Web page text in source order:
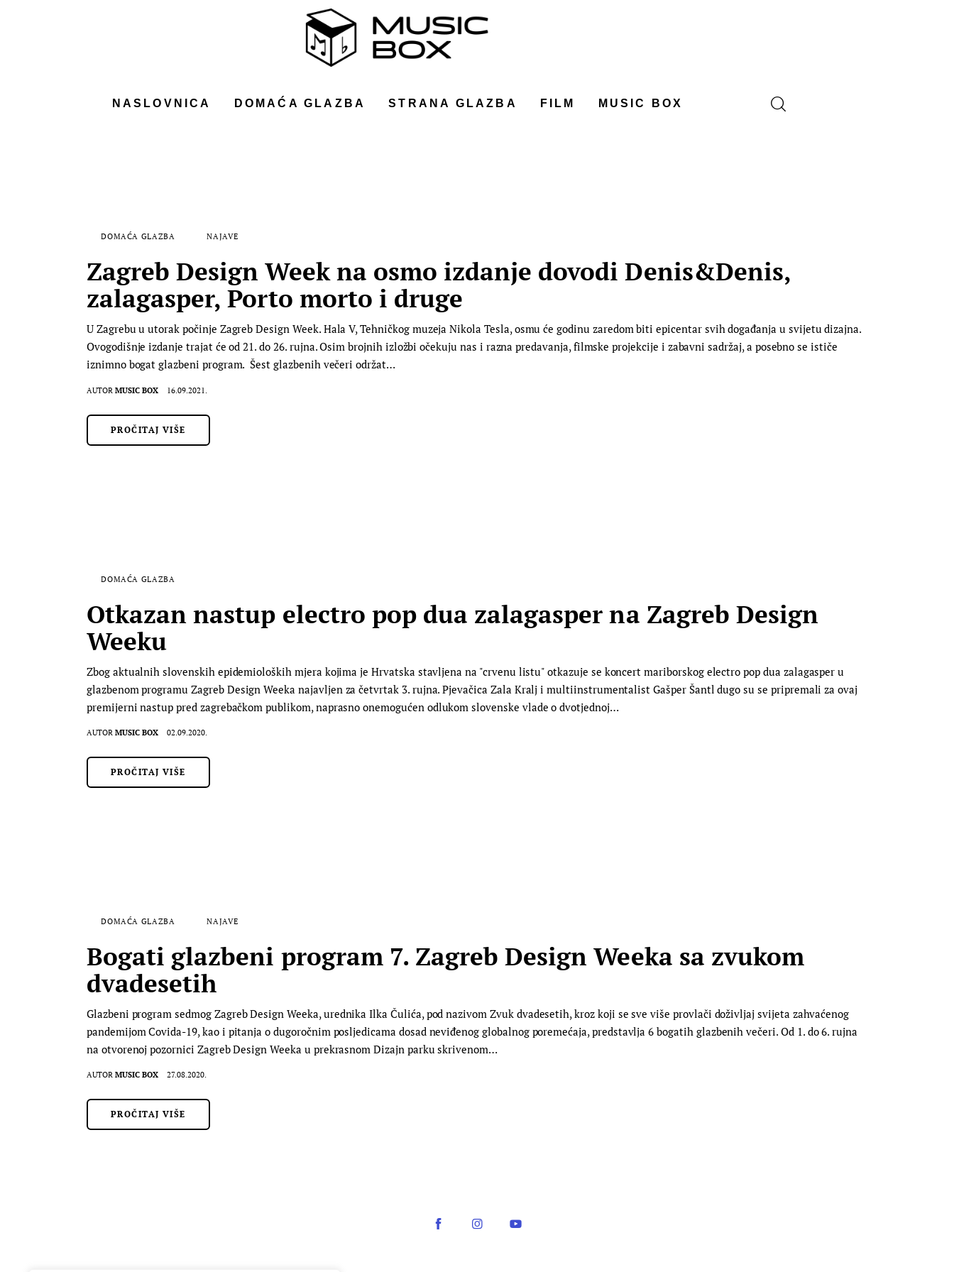
NASLOVNICA DOMAĆA GLAZBA STRANA GLAZBA FILM MUSIC BOX
DOMAĆA GLAZBA NAJAVE
Zagreb Design Week na osmo izdanje dovodi Denis&Denis,
zalagasper, Porto morto i druge
U Zagrebu u utorak počinje Zagreb Design Week. Hala V, Tehničkog muzeja Nikola Tesla, osmu će godinu zaredom biti epicentar svih događanja u svijetu dizajna.
Ovogodišnje izdanje trajat će od 21. do 26. rujna. Osim brojnih izložbi očekuju nas i razna predavanja, filmske projekcije i zabavni sadržaj, a posebno se ističe
iznimno bogat glazbeni program. Šest glazbenih večeri održat…
AUTOR MUSIC BOX 16.09.2021.
PROČITAJ VIŠE
DOMAĆA GLAZBA
Otkazan nastup electro pop dua zalagasper na Zagreb Design
Weeku
Zbog aktualnih slovenskih epidemioloških mjera kojima je Hrvatska stavljena na "crvenu listu" otkazuje se koncert mariborskog electro pop dua zalagasper u
glazbenom programu Zagreb Design Weeka najavljen za četvrtak 3. rujna. Pjevačica Zala Kralj i multiinstrumentalist Gašper Šantl dugo su se pripremali za ovaj
premijerni nastup pred zagrebačkom publikom, naprasno onemogućen odlukom slovenske vlade o dvotjednoj…
AUTOR MUSIC BOX 02.09.2020.
PROČITAJ VIŠE
DOMAĆA GLAZBA NAJAVE
Bogati glazbeni program 7. Zagreb Design Weeka sa zvukom
dvadesetih
Glazbeni program sedmog Zagreb Design Weeka, urednika Ilka Čulića, pod nazivom Zvuk dvadesetih, kroz koji se sve više provlači doživljaj svijeta zahvaćenog
pandemijom Covida-19, kao i pitanja o dugoročnim posljedicama dosad neviđenog globalnog poremećaja, predstavlja 6 bogatih glazbenih večeri. Od 1. do 6. rujna
na otvorenoj pozornici Zagreb Design Weeka u prekrasnom Dizajn parku skrivenom…
AUTOR MUSIC BOX 27.08.2020.
PROČITAJ VIŠE